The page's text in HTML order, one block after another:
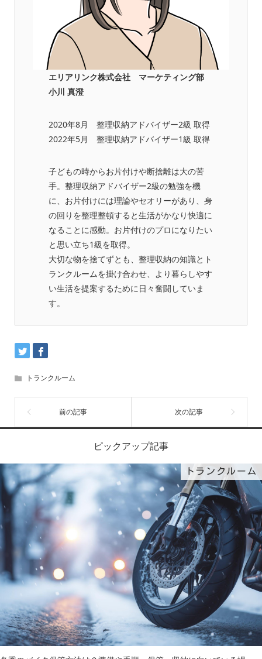
エリアリンク株式会社 マーケティング部
小川 真澄
2020年8月 整理収納アドバイザー2級 取得
2022年5月 整理収納アドバイザー1級 取得
子どもの時からお片付けや断捨離は大の苦
手。整理収納アドバイザー2級の勉強を機
に、お片付けには理論やセオリーがあり、身
の回りを整理整頓すると生活がかなり快適に
なることに感動。お片付けのプロになりたい
と思い立ち1級を取得。
大切な物を捨てずとも、整理収納の知識とト
ランクルームを掛け合わせ、より暮らしやす
い生活を提案するために日々奮闘していま
す。
トランクルーム
ピックアップ記事
トランクルーム